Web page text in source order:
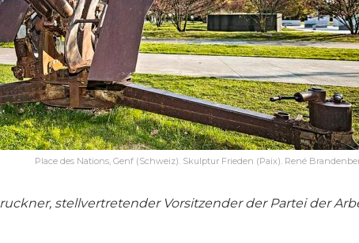
Place des Nations, Genf (Schweiz). Skulptur Frieden (Paix). René
stellvertretender Vorsitzender der Partei der